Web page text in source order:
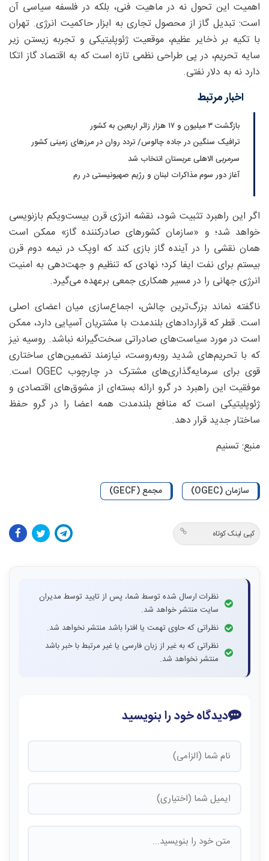
اهمیت این تحول نه در ماهیت فنی، بلکه در فلسفه سیاسی آن
است: تبدیل گاز از محصول تجاری به ابزار حاکمیت انرژی. تهران
با تکیه بر ذخایر عظیم، موقعیت ژئوپلیتیکی و تجربه زیستن زیر
سایه تحریم، در پی طراحی نظمی تازه است که به اقتصاد گاز اتکا
دارد نه به دلار نفتی.
اخبار مرتبط
بازگشت ۳ میلیون و ۱۷ هزار زائر اربعین به کشور
ترافیک سنگین در جاده چالوس/ تردد روان در مرزهای زمینی کشور
سرمربی الاهلی عربستان انتخاب شد
آغاز دور سوم مذاکرات لبنان و رژیم صهیونیستی در رم
اگر این راهبرد تثبیت شود، نقشه انرژی قرن بیست‌ویکم بازنویسی
خواهد شد؛ و «سازمان کشورهای صادرکننده گاز» ممکن است
همان نقشی را در آینده گاز بازی کند که اوپک در نیمه دوم قرن
بیستم برای نفت ایفا کرد؛ نهادی که تنظیم و جهت‌دهی به امنیت
انرژی جهانی را در مسیر همکاری جمعی برعهده می‌گیرد.
ناگفته نماند بزرگ‌ترین چالش، اجماع‌سازی میان اعضای اصلی
است. قطر که قراردادهای بلندمدت با مشتریان آسیایی دارد، ممکن
است در مورد سیاست‌های صادراتی سخت‌گیرانه نباشد. روسیه نیز
که با تحریم‌های شدید روبه‌روست، نیازمند تضمین‌های ساختاری
قوی برای سرمایه‌گذاری‌های مشترک در چارچوب OGEC است.
موفقیت این راهبرد در گرو ارائه بسته‌ای از مشوق‌های اقتصادی و
ژئوپلیتیکی است که منافع بلندمدت همه اعضا را در گرو حفظ
ساختار جدید قرار دهد.
منبع: تسنیم
سازمان (OGEC) مجمع (GECF)
کپی لینک کوتاه
نظرات ارسال شده توسط شما، پس از تایید توسط مدیران
سایت منتشر خواهد شد.
نظراتی که حاوی تهمت یا افترا باشد منتشر نخواهد شد.
نظراتی که به غیر از زبان فارسی یا غیر مرتبط با خبر باشد
منتشر نخواهد شد.
دیدگاه خود را بنویسید